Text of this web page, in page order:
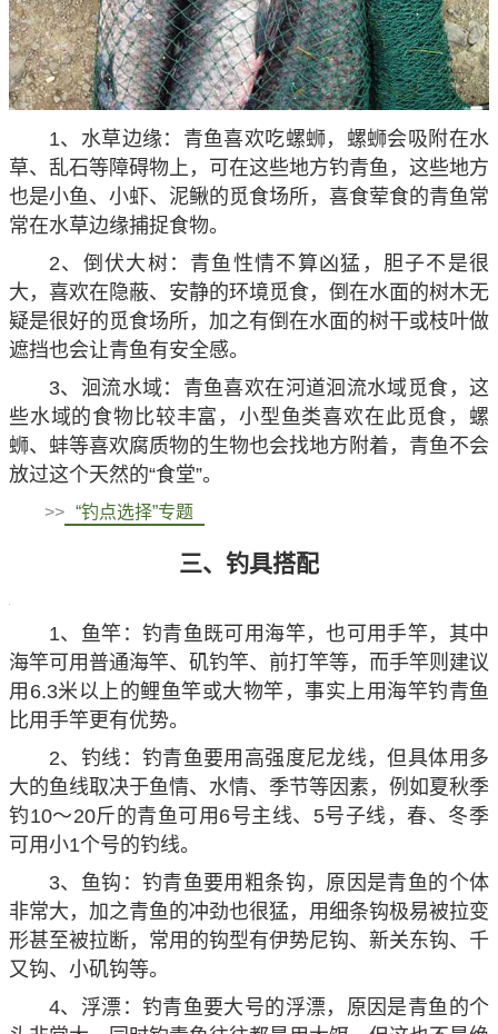
1、水草边缘：青鱼喜欢吃螺蛳，螺蛳会吸附在水
草、乱石等障碍物上，可在这些地方钓青鱼，这些地方
也是小鱼、小虾、泥鳅的觅食场所，喜食荤食的青鱼常
常在水草边缘捕捉食物。
2、倒伏大树：青鱼性情不算凶猛，胆子不是很
大，喜欢在隐蔽、安静的环境觅食，倒在水面的树木无
疑是很好的觅食场所，加之有倒在水面的树干或枝叶做
遮挡也会让青鱼有安全感。
3、洄流水域：青鱼喜欢在河道洄流水域觅食，这
些水域的食物比较丰富，小型鱼类喜欢在此觅食，螺
蛳、蚌等喜欢腐质物的生物也会找地方附着，青鱼不会
放过这个天然的“食堂”。
>> “钓点选择”专题
三、钓具搭配
1、鱼竿：钓青鱼既可用海竿，也可用手竿，其中
海竿可用普通海竿、矶钓竿、前打竿等，而手竿则建议
用6.3米以上的鲤鱼竿或大物竿，事实上用海竿钓青鱼
比用手竿更有优势。
2、钓线：钓青鱼要用高强度尼龙线，但具体用多
大的鱼线取决于鱼情、水情、季节等因素，例如夏秋季
钓10～20斤的青鱼可用6号主线、5号子线，春、冬季
可用小1个号的钓线。
3、鱼钩：钓青鱼要用粗条钩，原因是青鱼的个体
非常大，加之青鱼的冲劲也很猛，用细条钩极易被拉变
形甚至被拉断，常用的钩型有伊势尼钩、新关东钩、千
又钩、小矶钩等。
4、浮漂：钓青鱼要大号的浮漂，原因是青鱼的个